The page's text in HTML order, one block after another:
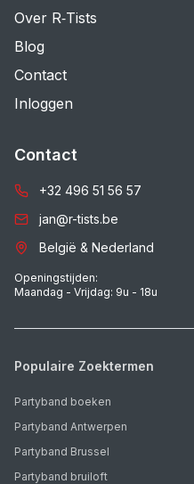
Over R‑Tists
Blog
Contact
Inloggen
Contact
+32 496 51 56 57
jan@r-tists.be
België & Nederland
Openingstijden:
Maandag - Vrijdag: 9u - 18u
Populaire Zoektermen
Partyband boeken
Partyband Antwerpen
Partyband Brussel
Partyband bruiloft